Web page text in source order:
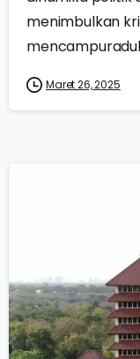
menimbulkan
Maret 26, 2025